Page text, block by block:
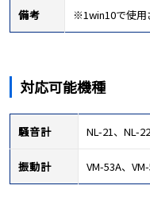
備考 ※1win10で使用
対応可能機種
騒音計 NL-21、NL-
振動計 VM-53A、